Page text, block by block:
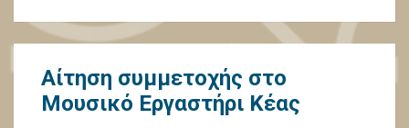
Αίτηση συμμετοχής στο
Μουσικό Εργαστήρι Κέας